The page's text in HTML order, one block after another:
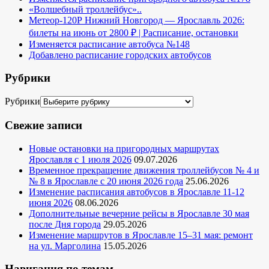
«Волшебный троллейбус»..
Метеор-120Р Нижний Новгород — Ярославль 2026:
билеты на июнь от 2800 ₽ | Расписание, остановки
Изменяется расписание автобуса №148
Добавлено расписание городских автобусов
Рубрики
Рубрики
Свежие записи
Новые остановки на пригородных маршрутах
Ярославля с 1 июля 2026 09.07.2026
Временное прекращение движения троллейбусов № 4 и
№ 8 в Ярославле с 20 июня 2026 года 25.06.2026
Изменение расписания автобусов в Ярославле 11-12
июня 2026 08.06.2026
Дополнительные вечерние рейсы в Ярославле 30 мая
после Дня города 29.05.2026
Изменение маршрутов в Ярославле 15–31 мая: ремонт
на ул. Марголина 15.05.2026